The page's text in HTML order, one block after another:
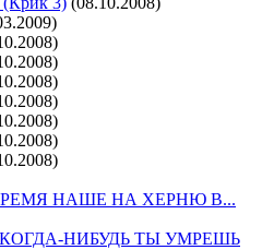
НАШЕ НА ХЕРНЮ В...
НИБУДЬ ТЫ УМРЕШЬ